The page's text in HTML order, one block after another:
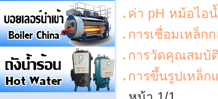
ค่า pH หม้อไอ
การเชื่อมเหล็ก
การวัดคุณสมบั
การขึ้นรูปเหล็ก